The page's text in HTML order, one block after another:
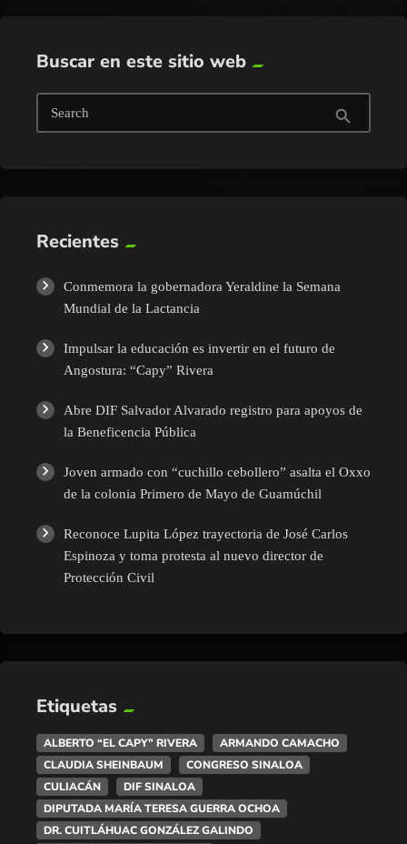
Buscar en este sitio web
Search search
Recientes
Conmemora la gobernadora Yeraldine la Semana
Mundial de la Lactancia
Impulsar la educación es invertir en el futuro de
Angostura: “Capy” Rivera
Abre DIF Salvador Alvarado registro para apoyos de
la Beneficencia Pública
Joven armado con “cuchillo cebollero” asalta el Oxxo
de la colonia Primero de Mayo de Guamúchil
Reconoce Lupita López trayectoria de José Carlos
Espinoza y toma protesta al nuevo director de
Protección Civil
Etiquetas
ALBERTO “EL CAPY” RIVERA
ARMANDO CAMACHO
CLAUDIA SHEINBAUM
CONGRESO SINALOA
CULIACÁN
DIF SINALOA
DIPUTADA MARÍA TERESA GUERRA OCHOA
DR. CUITLÁHUAC GONZÁLEZ GALINDO